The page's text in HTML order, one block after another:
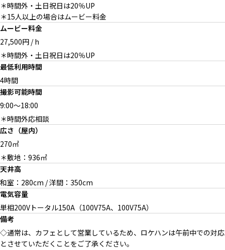
＊時間外・土日祝日は20％UP
＊15人以上の場合はムービー料金
ムービー料金
27,500円 / h
＊時間外・土日祝日は20％UP
最低利用時間
4時間
撮影可能時間
9:00～18:00
＊時間外応相談
広さ（屋内）
270㎡
＊敷地：936㎡
天井高
和室：280cm / 洋間：350cm
電気容量
単相200Vトータル150A（100V75A、100V75A）
備考
◇通常は、カフェとして営業しているため、ロケハンは午前中での対応
とさせていただくことをご了承ください。